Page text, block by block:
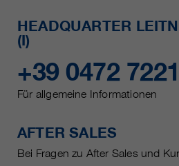
HEADQUARTER
(I)
+39 0472
Für allgemeine Informationen
AFTER SALES
Bei Fragen zu After Sales und